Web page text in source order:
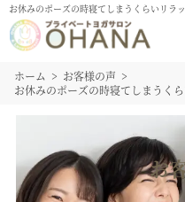
お休みのポーズの時寝てしまうくらいリラ
ホーム
お客様の声
お休みのポーズの時寝てしまうく
お